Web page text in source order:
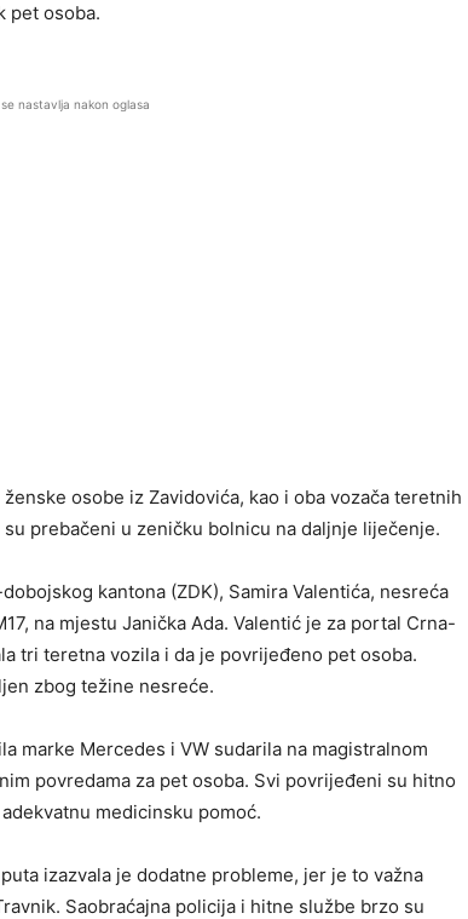
pet osoba.
nastavlja nakon oglasa
osobe iz Zavidovića, kao i oba vozača teretnih
prebačeni u zeničku bolnicu na daljnje liječenje.
kantona (ZDK), Samira Valentića, nesreća
na mjestu Janička Ada. Valentić je za portal Crna-
tri teretna vozila i da je povrijeđeno pet osoba.
zbog težine nesreće.
marke Mercedes i VW sudarila na magistralnom
povredama za pet osoba. Svi povrijeđeni su hitno
medicinsku pomoć.
izazvala je dodatne probleme, jer je to važna
Saobraćajna policija i hitne službe brzo su